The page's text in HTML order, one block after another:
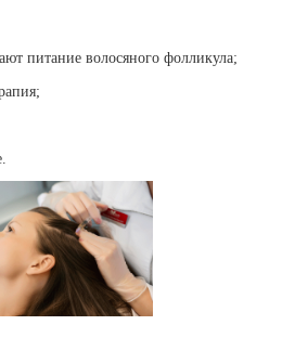
питание волосяного фолликула;